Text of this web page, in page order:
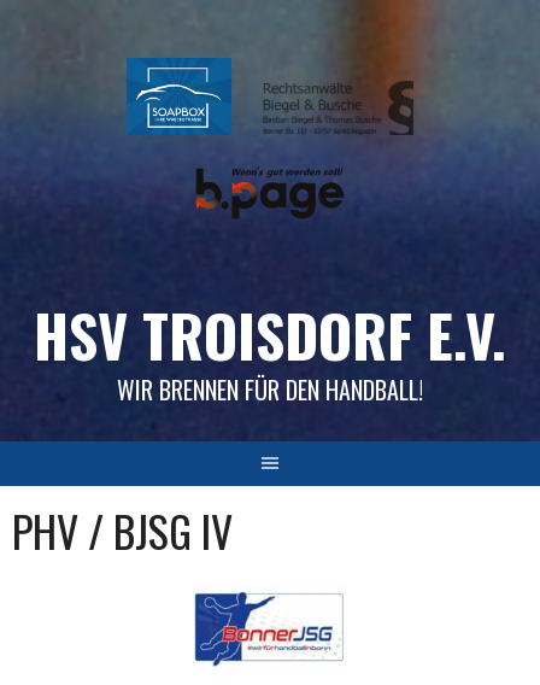
HSV TROISDORF E.V.
WIR BRENNEN FÜR DEN HANDBALL!
PHV / BJSG IV